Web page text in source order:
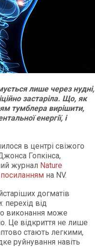
лише через нудні,
застаріла. Що, як
тумблера вирішити,
енергії, і
в центрі свіжого
Гопкінса,
журнал Nature
посиланням на NV.
догматів
перехід від
виконання може
Це відкриття не лише
стають легкими,
руйнування навіть